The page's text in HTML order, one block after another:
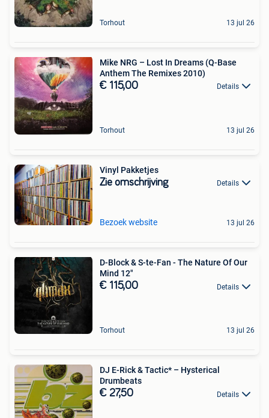
Torhout 13 jul 26
Mike NRG ‎– Lost In Dreams (Q-Base
Anthem The Remixes 2010)
€ 115,00 Details
Torhout 13 jul 26
Vinyl Pakketjes
Zie omschrijving Details
Bezoek website 13 jul 26
D-Block & S-te-Fan - The Nature Of Our
Mind 12"
€ 115,00 Details
Torhout 13 jul 26
DJ E-Rick & Tactic* – Hysterical
Drumbeats
€ 27,50 Details